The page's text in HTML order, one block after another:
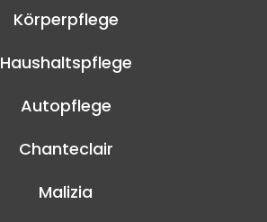
Körperpflege
Haushaltspflege
Autopflege
Chanteclair
Malizia